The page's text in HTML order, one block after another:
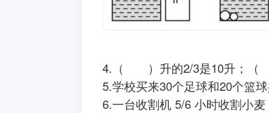
4.（ ）升的2/3是10升；（
5.学校买来30个足球和20个
6.一台收割机 5/6 小时收割